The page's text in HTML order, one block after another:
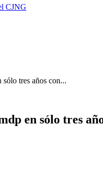
CJNG
tres años con...
en sólo tres